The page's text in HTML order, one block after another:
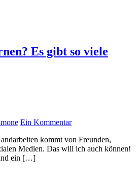
Es gibt so viele
Ein Kommentar
kommt von Freunden,
Medien. Das will ich auch können!
ein […]